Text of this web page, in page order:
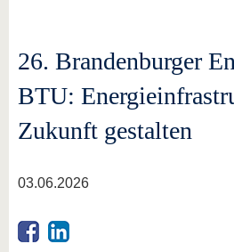
26. Brandenburger
BTU:
Zukunft gestalten
03.06.2026